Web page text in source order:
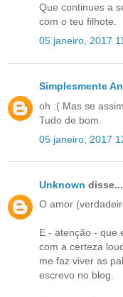
Que continues a
com o teu filhote.
05 janeiro, 2017
Simplesmente
oh :( Mas se
Tudo de bom.
05 janeiro, 2017
Unknown disse...
O amor
E - atenção - que
com a certeza
me faz viver as
escrevo no blog.